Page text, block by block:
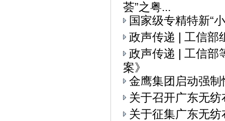
荟”之粤...
国家级专精特新“
政声传递 | 工信部
政声传递 | 工信部
案》
金鹰集团启动强
关于召开广东无
关于征集广东无